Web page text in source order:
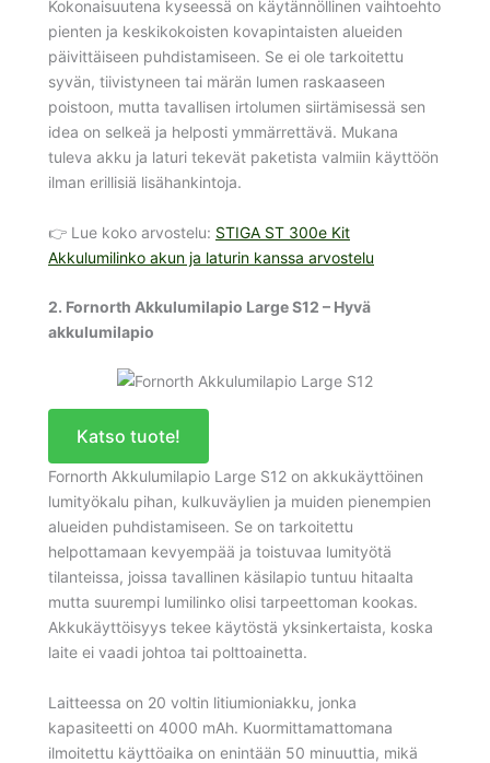
Kokonaisuutena kyseessä on käytännöllinen vaihtoehto
pienten ja keskikokoisten kovapintaisten alueiden
päivittäiseen puhdistamiseen. Se ei ole tarkoitettu
syvän, tiivistyneen tai märän lumen raskaaseen
poistoon, mutta tavallisen irtolumen siirtämisessä sen
idea on selkeä ja helposti ymmärrettävä. Mukana
tuleva akku ja laturi tekevät paketista valmiin käyttöön
ilman erillisiä lisähankintoja.
👉 Lue koko arvostelu: STIGA ST 300e Kit
Akkulumilinko akun ja laturin kanssa arvostelu
2. Fornorth Akkulumilapio Large S12 – Hyvä
akkulumilapio
Katso tuote!
Fornorth Akkulumilapio Large S12 on akkukäyttöinen
lumityökalu pihan, kulkuväylien ja muiden pienempien
alueiden puhdistamiseen. Se on tarkoitettu
helpottamaan kevyempää ja toistuvaa lumityötä
tilanteissa, joissa tavallinen käsilapio tuntuu hitaalta
mutta suurempi lumilinko olisi tarpeettoman kookas.
Akkukäyttöisyys tekee käytöstä yksinkertaista, koska
laite ei vaadi johtoa tai polttoainetta.
Laitteessa on 20 voltin litiumioniakku, jonka
kapasiteetti on 4000 mAh. Kuormittamattomana
ilmoitettu käyttöaika on enintään 50 minuuttia, mikä